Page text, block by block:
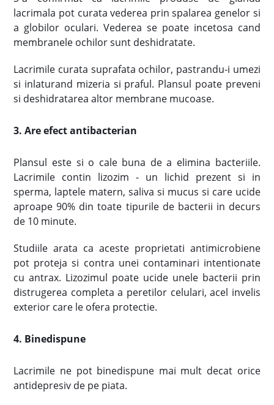
lacrimala pot curata vederea prin spalarea genelor si
a globilor oculari. Vederea se poate incetosa cand
membranele ochilor sunt deshidratate.
Lacrimile curata suprafata ochilor, pastrandu-i umezi
si inlaturand mizeria si praful. Plansul poate preveni
si deshidratarea altor membrane mucoase.
3. Are efect antibacterian
Plansul este si o cale buna de a elimina bacteriile.
Lacrimile contin lizozim - un lichid prezent si in
sperma, laptele matern, saliva si mucus si care ucide
aproape 90% din toate tipurile de bacterii in decurs
de 10 minute.
Studiile arata ca aceste proprietati antimicrobiene
pot proteja si contra unei contaminari intentionate
cu antrax. Lizozimul poate ucide unele bacterii prin
distrugerea completa a peretilor celulari, acel invelis
exterior care le ofera protectie.
4. Binedispune
Lacrimile ne pot binedispune mai mult decat orice
antidepresiv de pe piata.